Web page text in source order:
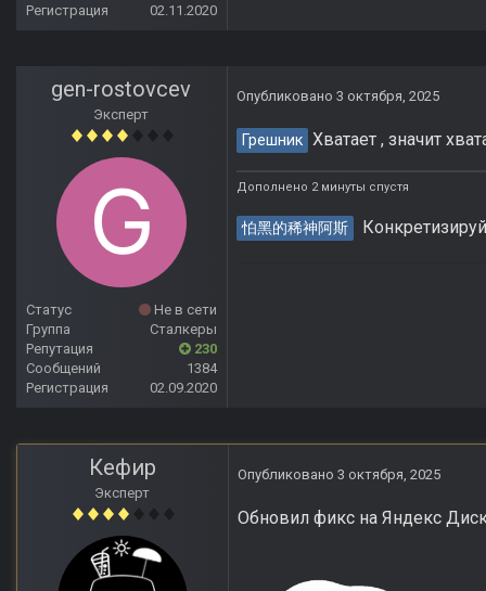
Регистрация
02.11.2020
gen-rostovcev
Эксперт
Статус
Не в сети
Группа
Сталкеры
Репутация
230
Сообщений
1384
Регистрация
02.09.2020
Опубликовано 3 октября, 2025
Грешник Хватает , значит
Дополнено 2 минуты спустя
怕黑的稀神阿斯
Кефир
Эксперт
Опубликовано 3 октября, 2025
Обновил фикс на Яндекс